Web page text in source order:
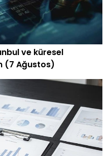
ve küresel
(7 Ağustos)